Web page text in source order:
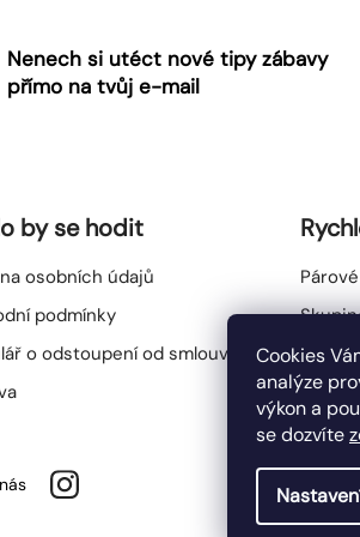
Cookies
analýze
výkon a
se dozvíte
Nenech si utéct nové tipy zábavy
přímo na tvůj e-mail
by se hodit
osobních údajů
podmínky
o odstoupení od smlouvy